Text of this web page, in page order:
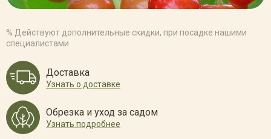
% Действуют дополнительные скидки, при посадке нашими
специалистами
Доставка
Узнать о доставке
Обрезка и уход за садом
Узнать подробнее